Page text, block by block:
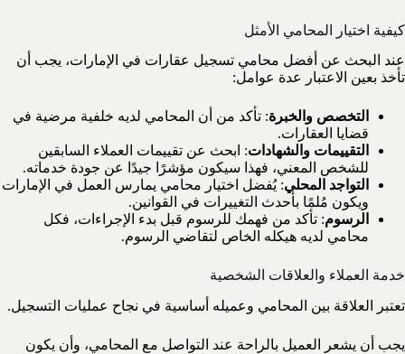
كيفية اختيار المحامي الأمثل
عند البحث عن أفضل محامي تسجيل عقارات في الإمارات، يجب أن
تأخذ بعين الاعتبار عدة عوامل:
التخصص والخبرة: تأكد من أن المحامي لديه خلفية مرضية في
قضايا العقارات.
التقييمات والشهادات: ابحث عن تقييمات العملاء السابقين
للشخص المعني، فهذا سيكون مؤشرًا جيدًا عن جودة خدماته.
التواجد المحلي: يُفضل اختيار محامي يمارس العمل في الإمارات
ويكون مُلمًا بأحدث التغييرات في القوانين.
الرسوم: تأكد من فهمك للرسوم قبل بدء الإجراءات، فكل
محامي لديه هيكله الخاص لتقاضي الرسوم.
خدمة العملاء والعلاقات الشخصية
تعتبر العلاقة بين المحامي وعميله أساسية في نجاح عمليات التسجيل.
يجب أن يشعر العميل بالراحة عند التواصل مع المحامي، وأن يكون